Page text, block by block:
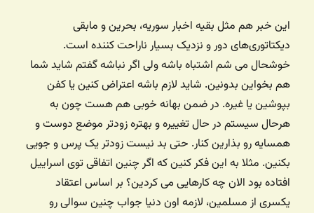
این خبر هم مثل بقیه اخبار سوریه، بحرین و مابقی
دیکتاتوری‌های دور و نزدیک بسیار ناراحت کننده است.
خوشحال می شم اشتباه باشه ولی اگر نباشه گفتم شاید شما
هم بخواین بدونین. شاید لازم باشه اعتراض کنین یا کفن
بپوشین یا غیره. در ضمن بهانه خوبی هم هست چون به
هرحال سیستم در حال تغییره و بهتره زودتر موضع دوست و
همسایه رو بذارین کنار. حتی بد نیست زودتر یک پرس و جویی
بکنین. مثلا به این فکر کنین که اگر چنین اتفاقی توی اسراییل
افتاده بود الان چه کارهایی می کردین؟ بر اساس اعتقاد
یکسری از مسلمین، لازمه اون دنیا جواب چنین سوالی رو